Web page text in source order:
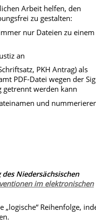
Arbeit helfen, den
zu gestalten:
nur Dateien zu einem
an
PKH Antrag) als
PDF-Datei wegen der
getrennt werden kann
und
Niedersächsischen
im elektronischen
„logische“ Reihenfolge,